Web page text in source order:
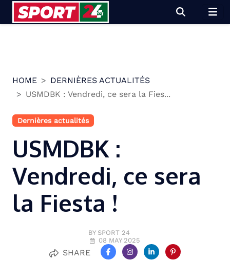
HOME
DERNIÈRES ACTUALITÉS
USMDBK : Vendredi, ce sera la Fies...
Dernières actualités
USMDBK :
Vendredi, ce sera
la Fiesta !
BY SPORT 24
08 MAY 2025
SHARE